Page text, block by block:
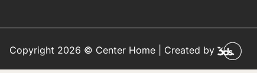
Copyright 2026 © Center Home | Created by